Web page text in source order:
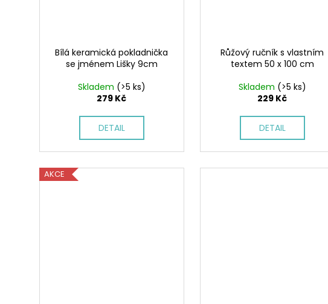
Bílá keramická pokladnička
se jménem Lišky 9cm
Skladem (>5 ks)
279 Kč
DETAIL
Růžový ručník s vlastním
textem 50 x 100 cm
Skladem (>5 ks)
229 Kč
DETAIL
AKCE